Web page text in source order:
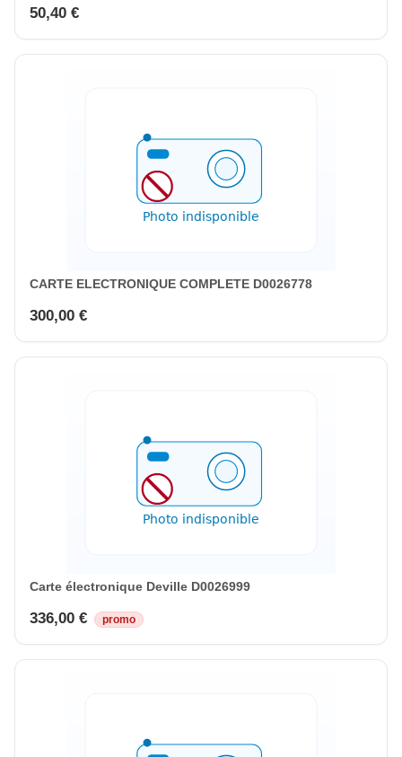
50,40 €
CARTE ELECTRONIQUE COMPLETE D0026778
300,00 €
Carte électronique Deville D0026999
336,00 € promo